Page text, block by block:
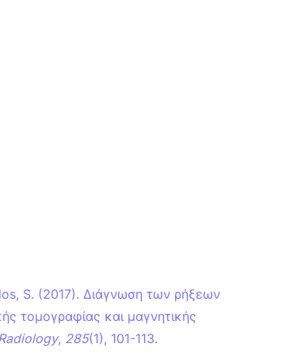
S. (2017). Διάγνωση των ρήξεων
τομογραφίας και μαγνητικής
, 285(1), 101-113.